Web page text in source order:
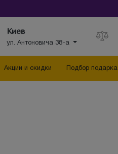
Киев
ул. Антоновича 38-а
Акции и скидки Подбор подарка